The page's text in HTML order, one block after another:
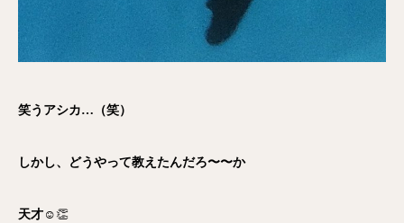
笑うアシカ…（笑）
しかし、どうやって教えたんだろ〜〜か
天才 ☺️👏